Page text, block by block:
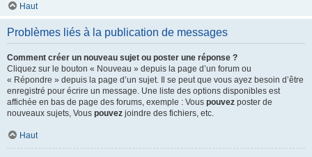
Haut
Problèmes liés à la publication de messages
Comment créer un nouveau sujet ou poster une réponse ?
Cliquez sur le bouton « Nouveau » depuis la page d’un forum ou
« Répondre » depuis la page d’un sujet. Il se peut que vous ayez besoin d’être
enregistré pour écrire un message. Une liste des options disponibles est
affichée en bas de page des forums, exemple : Vous pouvez poster de
nouveaux sujets, Vous pouvez joindre des fichiers, etc.
Haut